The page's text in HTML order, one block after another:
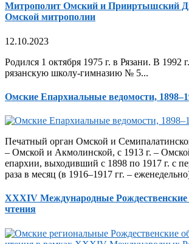
Митрополит Омский и Прииртышский
Омской митрополии
12.10.2023
Родился 1 октября 1975 г. в Рязани. В 1992
рязанскую школу-гимназию № 5...
Омские Епархиальные ведомости,
Печатный орган Омской и
– Омской и Акмолинской, с 1913 г. –
епархии, выходивший с 1898 по 1917 г. с
раза в месяц (в 1916–1917 гг. –
XXXIV Международные Рождественские
чтения